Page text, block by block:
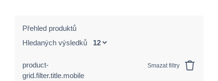
Přehled produktů
Hledaných výsledků
product-
grid.filter.title.mobile
Smazat filtry